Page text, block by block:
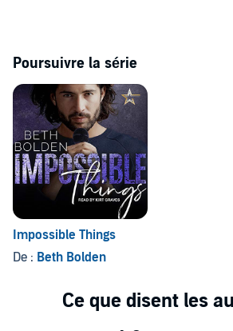
Poursuivre la série
Impossible Things
De : Beth Bolden